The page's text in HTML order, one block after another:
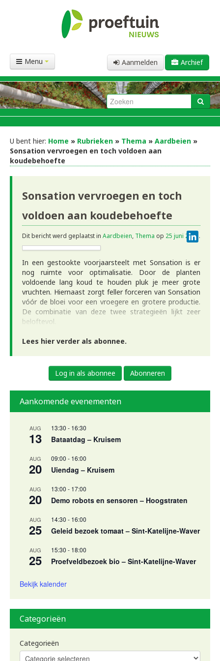
Aanmelden Archief
Menu
U bent hier: Home » Rubrieken » Thema » Aardbeien »
Sonsation vervroegen en toch voldoen aan
koudebehoefte
Sonsation vervroegen en toch
voldoen aan koudebehoefte
Dit bericht werd geplaatst in Aardbeien, Thema op 25 juni 2021 .
In een gestookte voorjaarsteelt met Sonsation is er
nog ruimte voor optimalisatie. Door de planten
voldoende lang koud te houden pluk je meer grote
vruchten. Hiernaast zorgt feller forceren van Sonsation
vóór de bloei voor een vroegere en grotere productie.
De combinatie van deze twee strategieën lijkt zeer
beloftevol.
Lees hier verder als abonnee.
Log in als abonnee Abonneren
Aankomende evenementen
AUG
13
13:30 - 16:30
Bataatdag – Kruisem
AUG
20
09:00 - 16:00
Uiendag – Kruisem
AUG
20
13:00 - 17:00
Demo robots en sensoren – Hoogstraten
AUG
25
14:30 - 16:00
Geleid bezoek tomaat – Sint-Katelijne-Waver
AUG
25
15:30 - 18:00
Proefveldbezoek bio – Sint-Katelijne-Waver
Bekijk kalender
Categorieën
Categorieën